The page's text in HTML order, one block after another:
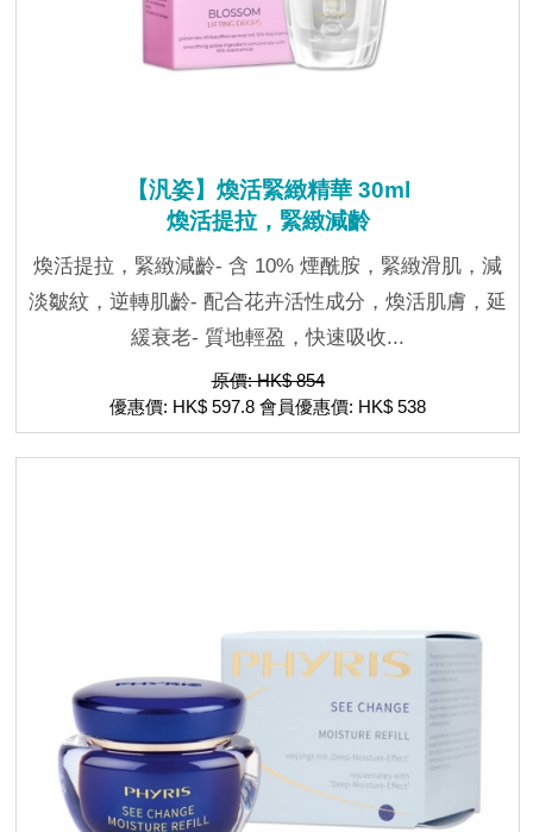
【汎姿】煥活緊緻精華 30ml
煥活提拉，緊緻減齡
煥活提拉，緊緻減齡- 含 10% 煙酰胺，緊緻滑肌，減
淡皺紋，逆轉肌齡- 配合花卉活性成分，煥活肌膚，延
緩衰老- 質地輕盈，快速吸收...
原價: HK$ 854
優惠價: HK$ 597.8 會員優惠價: HK$ 538